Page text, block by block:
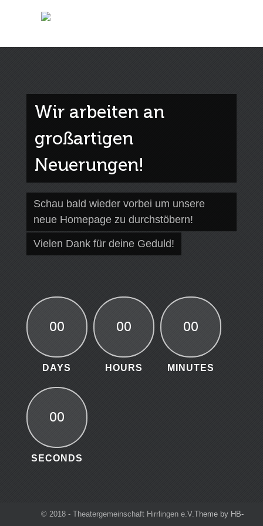
Wir arbeiten an
großartigen
Neuerungen!
Schau bald wieder vorbei um unsere
neue Homepage zu durchstöbern!
Vielen Dank für deine Geduld!
00
DAYS
00
HOURS
00
MINUTES
00
SECONDS
© 2018 - Theatergemeinschaft Hirrlingen e.V.Theme by HB-